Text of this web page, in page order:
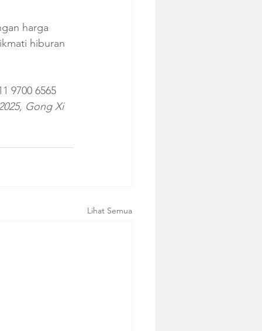
harga
hiburan
9700 6565
Gong Xi
Lihat Semua